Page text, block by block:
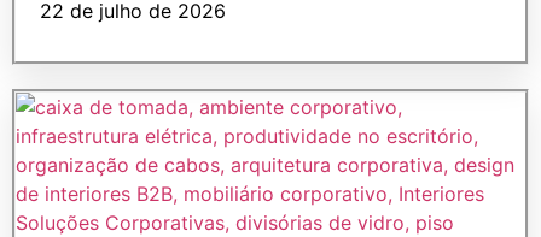
22 de julho de 2026